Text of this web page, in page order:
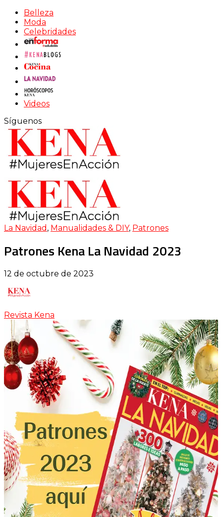
Belleza
Moda
Celebridades
Videos
Síguenos
La Navidad , Manualidades & DIY, Patrones
Patrones Kena La Navidad 2023
12 de octubre de 2023
Revista Kena